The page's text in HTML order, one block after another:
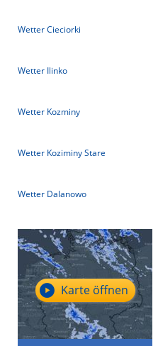
Wetter Cieciorki
Wetter Ilinko
Wetter Kozminy
Wetter Koziminy Stare
Wetter Dalanowo
Karte öffnen